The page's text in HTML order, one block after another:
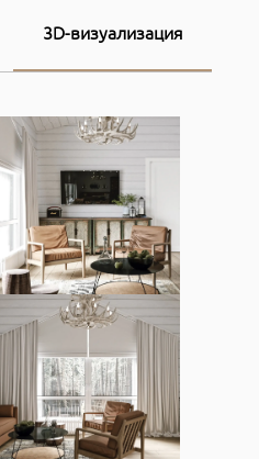
3D-визуализация